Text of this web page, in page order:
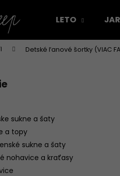
LETO
Detské ľanové šortky (VIAC
sukne a šaty
a topy
sukne a šaty
nohavice a kraťasy